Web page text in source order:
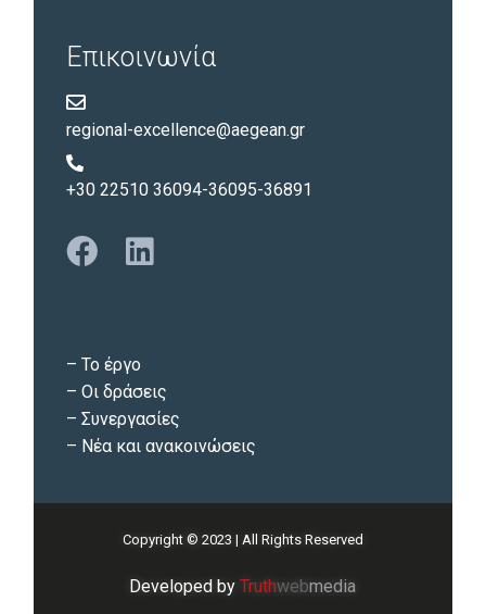
Επικοινωνία
regional-excellence@aegean.gr
+30 22510 36094-36095-36891
–Το έργο
–Οι δράσεις
–Συνεργασίες
– Νέα και ανακοινώσεις
Copyright © 2023 | All Rights Reserved
Developed byTruthwebmedia